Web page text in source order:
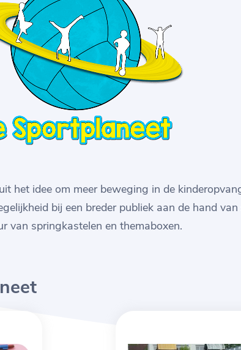
het idee om meer beweging in de
bij een breder publiek aan de hand
van springkastelen en themaboxen.